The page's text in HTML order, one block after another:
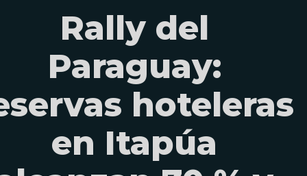
Rally del
Paraguay:
hoteleras
en Itapúa